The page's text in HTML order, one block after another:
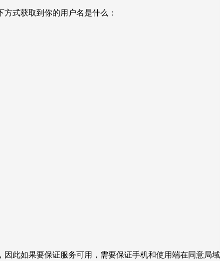
方式获取到你的用户名是什么：
此如果要保证服务可用，需要保证手机和使用端在同意局域